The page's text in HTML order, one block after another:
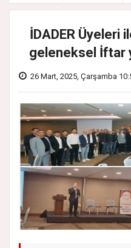
İDADER Üyeleri
geleneksel İftar
26 Mart, 2025, Çarşamba